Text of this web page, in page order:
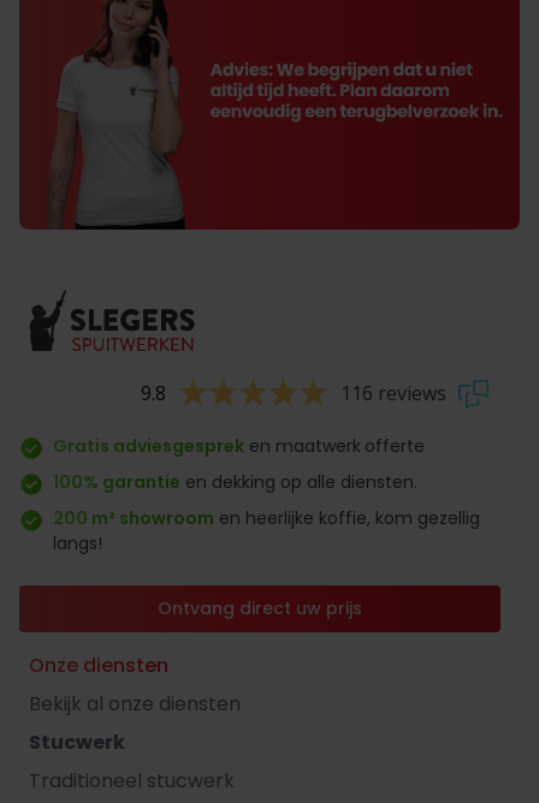
9.8 116 reviews
Gratis adviesgesprek en maatwerk offerte
100% garantie en dekking op alle diensten.
200 m² showroom en heerlijke koffie, kom gezellig
langs!
Ontvang direct uw prijs
Onze diensten
Bekijk al onze diensten
Stucwerk
Traditioneel stucwerk